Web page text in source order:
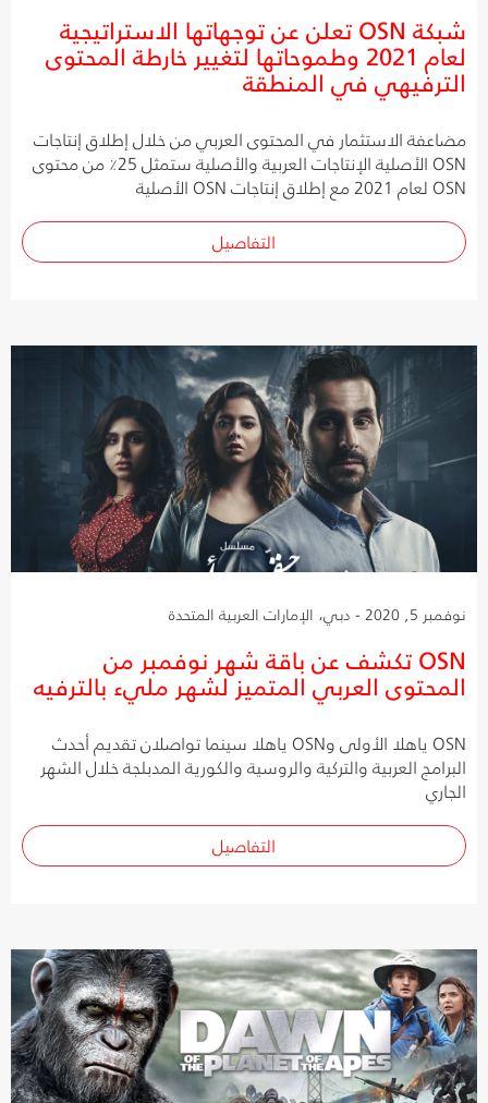
شبكة OSN تعلن عن توجهاتها الاستراتيجية
لعام 2021 وطموحاتها لتغيير خارطة المحتوى
الترفيهي في المنطقة
مضاعفة الاستثمار في المحتوى العربي من خلال إطلاق إنتاجات
OSN الأصلية الإنتاجات العربية والأصلية ستمثل 25٪ من محتوى
OSN لعام 2021 مع إطلاق إنتاجات OSN الأصلية
التفاصيل
نوفمبر 5, 2020 - دبي، الإمارات العربية المتحدة
OSN تكشف عن باقة شهر نوفمبر من
المحتوى العربي المتميز لشهر مليء بالترفيه
OSN ياهلا الأولى وOSN ياهلا سينما تواصلان تقديم أحدث
البرامج العربية والتركية والروسية والكورية المدبلجة خلال الشهر
الجاري
التفاصيل